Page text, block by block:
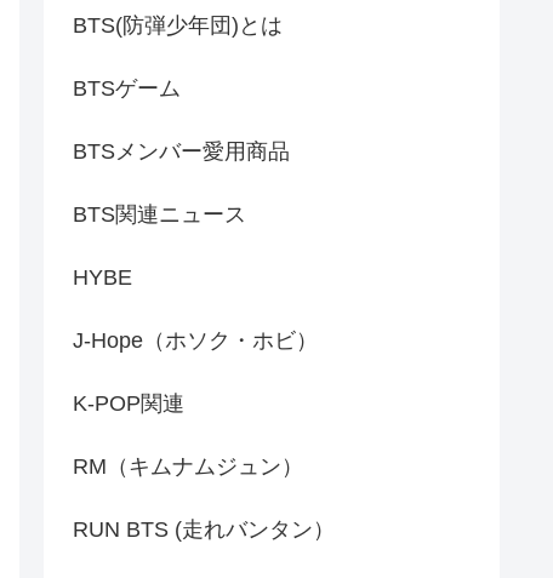
BTS(防弾少年団)とは
BTSゲーム
BTSメンバー愛用商品
BTS関連ニュース
HYBE
J-Hope（ホソク・ホビ）
K-POP関連
RM（キムナムジュン）
RUN BTS (走れバンタン）